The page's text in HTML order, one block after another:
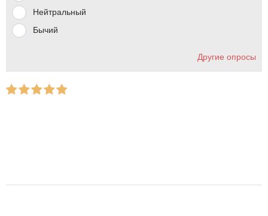
Нейтральный
Бычий
Другие опросы